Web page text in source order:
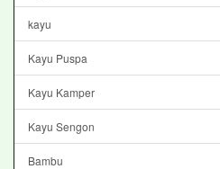
kayu
Kayu Puspa
Kayu Kamper
Kayu Sengon
Bambu